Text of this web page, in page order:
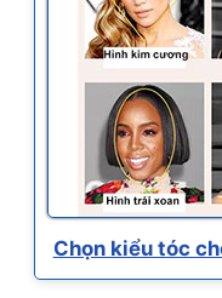
Chọn kiểu tóc